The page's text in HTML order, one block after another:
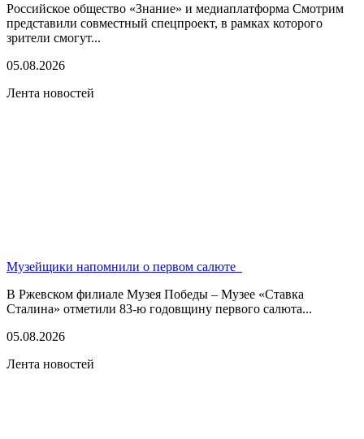
Российское общество «Знание» и медиаплатформа Смотрим
представили совместный спецпроект, в рамках которого
зрители смогут...
05.08.2026
Лента новостей
Музейщики напомнили о первом салюте
В Ржевском филиале Музея Победы – Музее «Ставка
Сталина» отметили 83-ю годовщину первого салюта...
05.08.2026
Лента новостей